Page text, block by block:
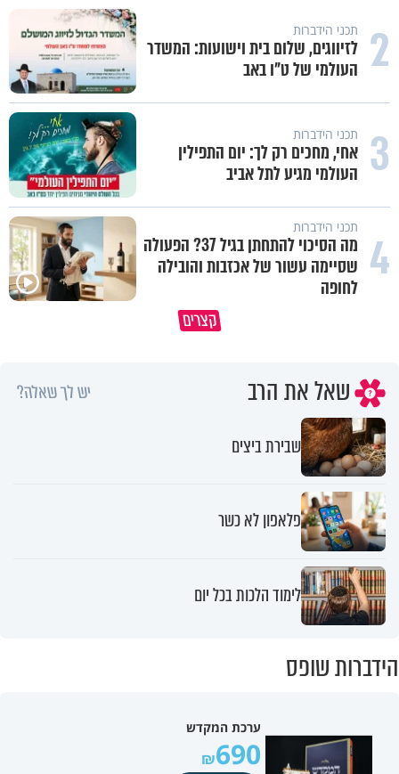
2 תכני הידברות
לזיווגים, שלום בית וישועות: המשדר
העולמי של ט"ו באב
3 תכני הידברות
אחי, מחכים רק לך: יום התפילין
העולמי מגיע לתל אביב
4 תכני הידברות
מה הסיכוי להתחתן בגיל 37? הפעולה
שסיימה עשור של אכזבות והובילה
לחופה
קצרים
איך יתכן שעם ישראל הצליח לשרוד
״ זו הייתה ההחלטה הכי קשה
שלקחתי בחיים": לורה כהן
שאל את הרב יש לך שאלה?
שבירת ביצים
פלאפון לא כשר
לימוד הלכות בכל יום
הידברות שופס
ערכת המקדש
690